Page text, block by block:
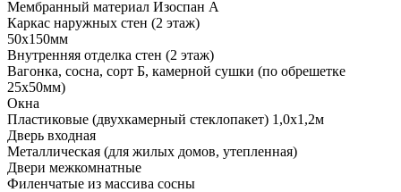
Мембранный материал Изоспан А
Каркас наружных стен (2 этаж)
50х150мм
Внутренняя отделка стен (2 этаж)
Вагонка, сосна, сорт Б, камерной сушки (по обрешетке
25х50мм)
Окна
Пластиковые (двухкамерный стеклопакет) 1,0х1,2м
Дверь входная
Металлическая (для жилых домов, утепленная)
Двери межкомнатные
Филенчатые из массива сосны